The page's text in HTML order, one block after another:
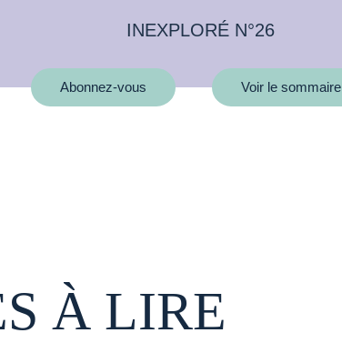
INEXPLORÉ N°26
Abonnez-vous Voir le sommaire
À LIRE